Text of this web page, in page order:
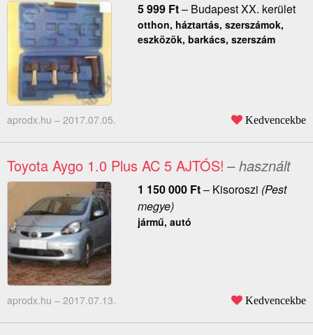
5 999 Ft– Budapest XX. kerület
otthon, háztartás, szerszámok,
eszközök, barkács, szerszám
aprodx.hu – 2017.07.05. Kedvencekbe
Toyota Aygo 1.0 Plus AC 5 AJTÓS! – használt
1 150 000 Ft– Kisoroszi (Pest
megye)
jármű, autó
aprodx.hu – 2017.07.13. Kedvencekbe